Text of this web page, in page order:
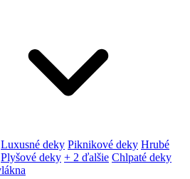
Luxusné deky Piknikové deky Hrubé
Plyšové deky + 2 ďalšie Chlpaté deky